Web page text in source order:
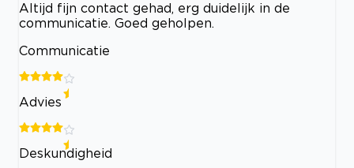
Altijd fijn contact gehad, erg duidelijk in de
communicatie. Goed geholpen.
Communicatie
Advies
Deskundigheid